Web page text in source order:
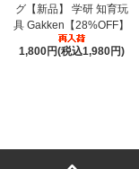
グ【新品】 学研 知育玩
具 Gakken【28%OFF】
1,800円(税込1,980円)